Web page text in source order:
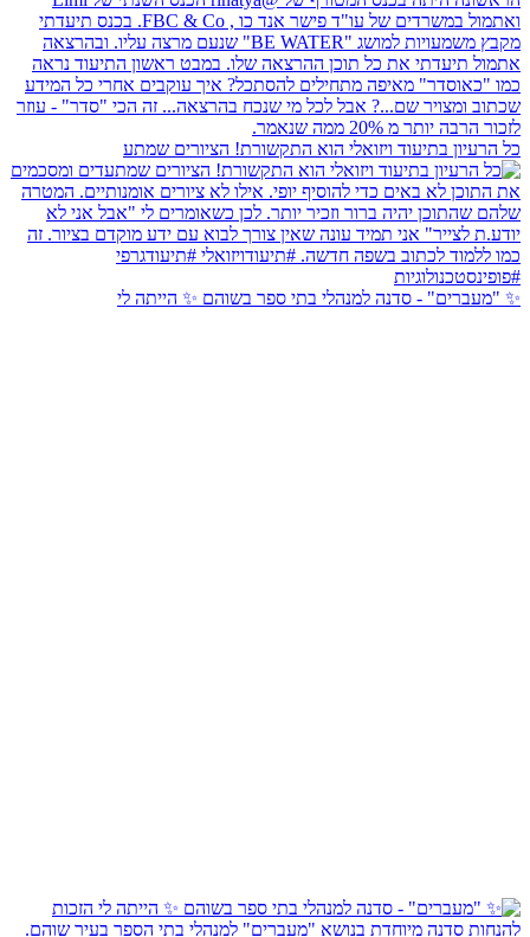
ויזואלי הוא התקשורת! הציורים שמתע
- סדנה למנהלי בתי ספר בשוהם ✨ הייתה לי